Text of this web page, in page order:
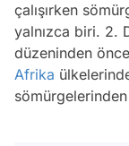
çalışırken
yalnızca biri. 2.
düzeninden
Afrika